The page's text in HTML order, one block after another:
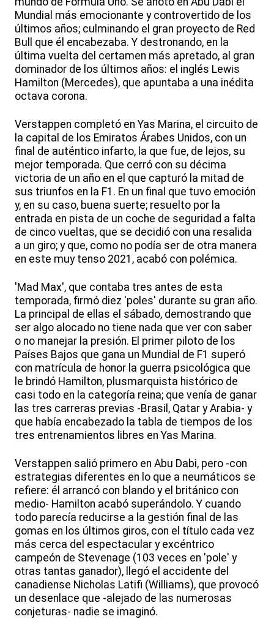
Mundial más emocionante y controvertido de los
últimos años; culminando el gran proyecto de Red
Bull que él encabezaba. Y destronando, en la
última vuelta del certamen más apretado, al gran
dominador de los últimos años: el inglés Lewis
Hamilton (Mercedes), que apuntaba a una inédita
octava corona.
Verstappen completó en Yas Marina, el circuito de
la capital de los Emiratos Árabes Unidos, con un
final de auténtico infarto, la que fue, de lejos, su
mejor temporada. Que cerró con su décima
victoria de un año en el que capturó la mitad de
sus triunfos en la F1. En un final que tuvo emoción
y, en su caso, buena suerte; resuelto por la
entrada en pista de un coche de seguridad a falta
de cinco vueltas, que se decidió con una resalida
a un giro; y que, como no podía ser de otra manera
en este muy tenso 2021, acabó con polémica.
'Mad Max', que contaba tres antes de esta
temporada, firmó diez 'poles' durante su gran año.
La principal de ellas el sábado, demostrando que
ser algo alocado no tiene nada que ver con saber
o no manejar la presión. El primer piloto de los
Países Bajos que gana un Mundial de F1 superó
con matrícula de honor la guerra psicológica que
le brindó Hamilton, plusmarquista histórico de
casi todo en la categoría reina; que venía de ganar
las tres carreras previas -Brasil, Qatar y Arabia- y
que había encabezado la tabla de tiempos de los
tres entrenamientos libres en Yas Marina.
Verstappen salió primero en Abu Dabi, pero -con
estrategias diferentes en lo que a neumáticos se
refiere: él arrancó con blando y el británico con
medio- Hamilton acabó superándolo. Y cuando
todo parecía reducirse a la gestión final de las
gomas en los últimos giros, con el título cada vez
más cerca del espectacular y excéntrico
campeón de Stevenage (103 veces en 'pole' y
otras tantas ganador), llegó el accidente del
canadiense Nicholas Latifi (Williams), que provocó
un desenlace que -alejado de las numerosas
conjeturas- nadie se imaginó.